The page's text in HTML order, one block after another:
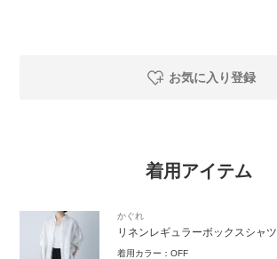
お気に入り登録
着用アイテム
かぐれ
リネンレギュラーボックスシャツ
着用カラー：OFF